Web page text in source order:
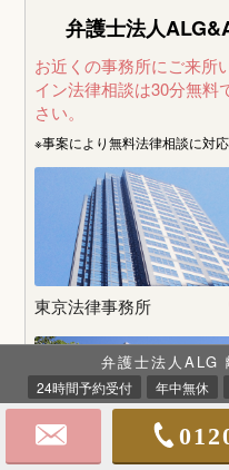
弁護士法人
お近くの事務所にご来所
イン法律相談は30分無料
さい。
※事案により無料法律相談に対
東京法律事務所
弁護士法人ALG
24時間予約受付 年中無休